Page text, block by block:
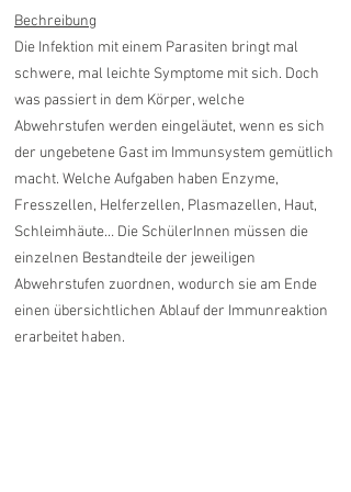
Bechreibung
Die Infektion mit einem Parasiten bringt mal
schwere, mal leichte Symptome mit sich. Doch
was passiert in dem Körper, welche
Abwehrstufen werden eingeläutet, wenn es sich
der ungebetene Gast im Immunsystem gemütlich
macht. Welche Aufgaben haben Enzyme,
Fresszellen, Helferzellen, Plasmazellen, Haut,
Schleimhäute… Die SchülerInnen müssen die
einzelnen Bestandteile der jeweiligen
Abwehrstufen zuordnen, wodurch sie am Ende
einen übersichtlichen Ablauf der Immunreaktion
erarbeitet haben.